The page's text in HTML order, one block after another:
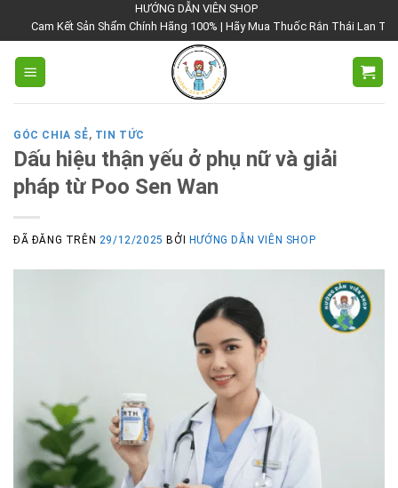
nội
dung
HƯỚNG DẪN VIÊN SHOP
Kết Sản Shẩm Chính Hãng 100% | Hãy Mua Thuốc Rắn Thái Lan Tại Hướng
GÓC CHIA SẺ, TIN TỨC
Dấu hiệu thận yếu ở phụ nữ và giải
pháp từ Poo Sen Wan
ĐÃ ĐĂNG TRÊN 29/12/2025 BỞI HƯỚNG DẪN VIÊN SHOP